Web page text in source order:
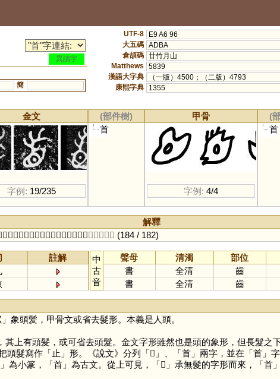
異讀字
簡
UTF-8
E9 A6 96
大五碼 ADBA
倉頡碼 廿竹月山
Matthews
5839
漢語大字典
（一版）4500；（二版）4793
康熙字典
1355
金文
字例: 19/235
(部件樹)
首
甲骨
字例: 4/4
(
首
解釋
鬊，鬊即巛也。凡首之屬皆从首。 〔書九切〕 (184 / 182)
註解
中
古
音
聲母 清濁 部位
書
全清 齒
書
全清 齒
」象頭髪，甲骨文或省去髮形。本義是人頭。
其上有頭髪，或可省去頭髮。金文字形雖然也是頭的象形，但長髮
頭髮寫作「止 」形。《說文》分列「𦣻 」、「首」兩字，並在「首」
」為小篆，「首」為古文。從上可見，「𦣻 」承無髮的字形而來，「首